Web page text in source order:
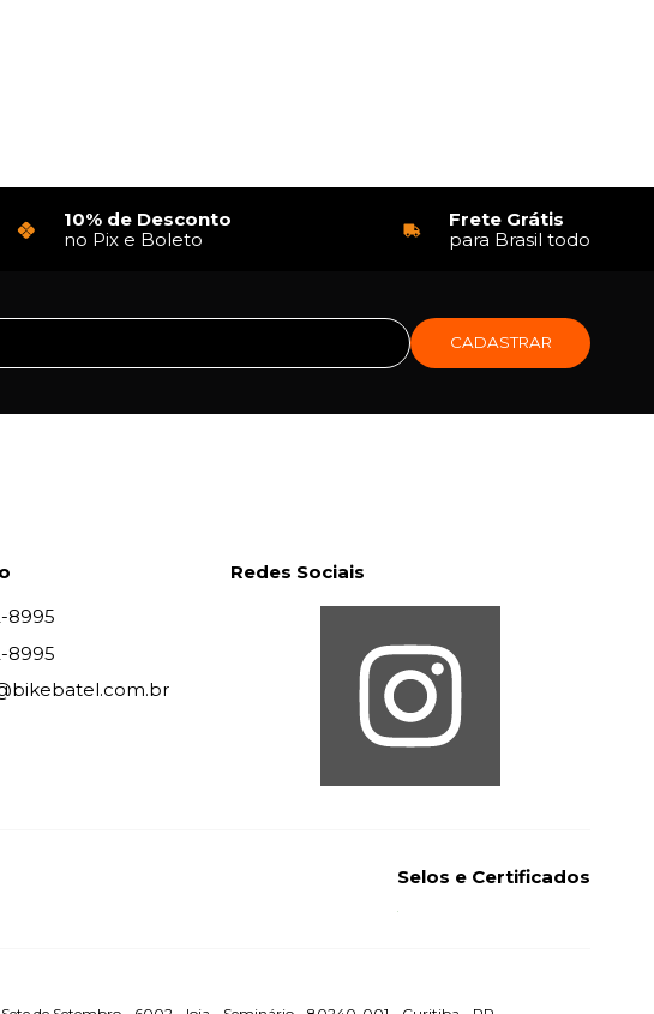
10% de Desconto
no Pix e Boleto
Frete Grátis
para Brasil todo
CADASTRAR
8995
8995
Redes Sociais
Selos e Certificados